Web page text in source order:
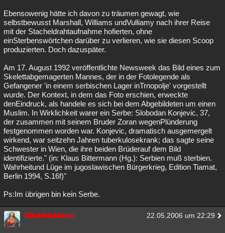
Ebensowenig hätte ich davon zu träumen gewagt, wie
selbstbewusst Marshall, Williams undVulliamy nach ihrer Reise
mit der Stacheldrahtaufnahme hofierten, ohne
einSterbenswörtchen darüber zu verlieren, wie sie diesen Scoop
produzierten. Doch dazuspäter.
Am 17. August 1992 veröffentlichte Newsweek das Bild eines zum
Skelettabgemagerten Mannes, der in der Fotolegende als
Gefangener 'in einem serbischen Lager inTrnopolje' vorgestellt
wurde. Der Kontext, in dem das Foto erschien, erweckte
denEindruck, als handele es sich bei dem Abgebildeten um einen
Muslim. In Wirklichkeit warer ein Serbe: Slobodan Konjevic, 37,
der zusammen mit seinem Bruder Zoran wegenPlünderung
festgenommen worden war. Konjevic, dramatisch ausgemergelt
wirkend, war seitzehn Jahren tuberkulosekrank; das sagte seine
Schwester in Wien, die ihre beiden Brüderauf dem Bild
identifizierte." (in: Klaus Bittermann (Hg.): Serbien muß sterbien.
Wahrheitund Lüge im jugoslawischen Bürgerkrieg, Edition Tiamat,
Berlin 1994, S.16f)"
Ps:Im übrigen bin kein Serbe.
BlickNixMasta 22.05.2006 um 22:29